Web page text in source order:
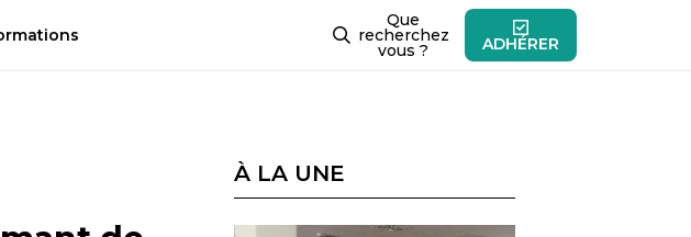
Que
recherchez
vous ? ADHÉRER
À LA UNE